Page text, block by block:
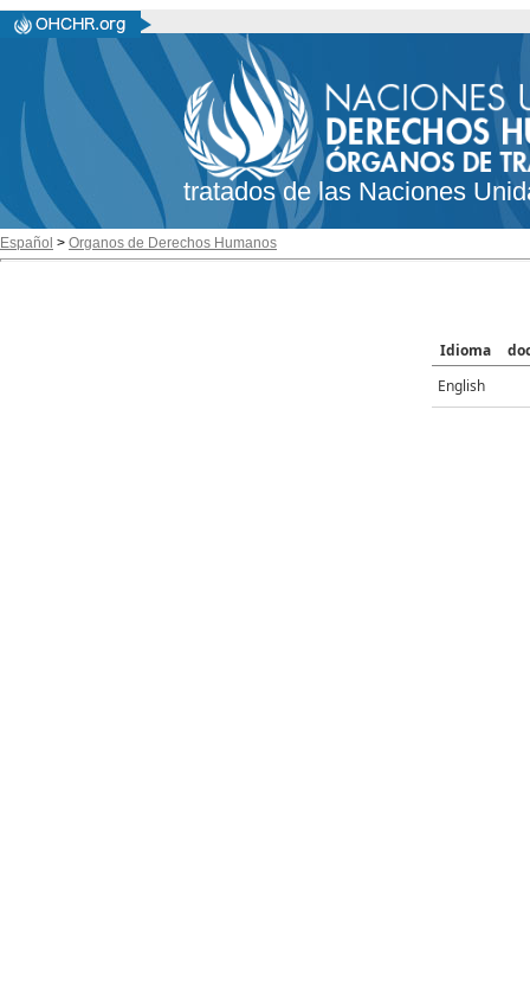
tratados de las Naciones
Español > Organos de Derechos Humanos
Idioma
English